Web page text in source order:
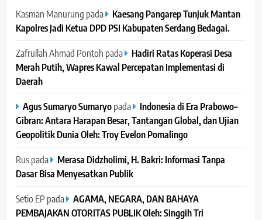
Kasman Manurung pada
Kaesang Pangarep Tunjuk Mantan
Kapolres Jadi Ketua DPD PSI Kabupaten Serdang Bedagai. ‎ ‎
Zafrullah Ahmad Pontoh pada
Hadiri Ratas Koperasi Desa
Merah Putih, Wapres Kawal Percepatan Implementasi di
Daerah
Agus Sumaryo Sumaryopada
Indonesia di Era Prabowo–
Gibran: Antara Harapan Besar, Tantangan Global, dan Ujian
Geopolitik Dunia Oleh: Troy Evelon Pomalingo
Ruspada
Merasa Didzholimi, H. Bakri: Informasi Tanpa
Dasar Bisa Menyesatkan Publik
Setio EP pada
AGAMA, NEGARA, DAN BAHAYA
PEMBAJAKAN OTORITAS PUBLIK Oleh: Singgih Tri